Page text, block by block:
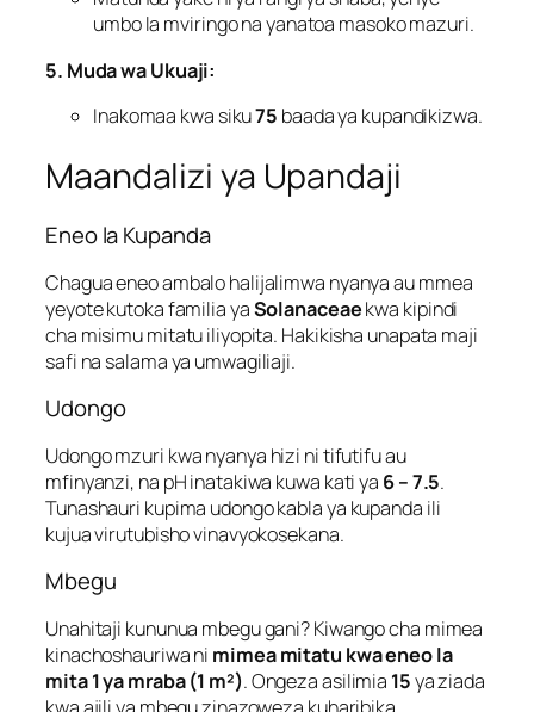
umbo la mviringo na yanatoa masoko mazuri.
5. Muda wa Ukuaji:
Inakomaa kwa siku75 baada ya kupandikizwa.
Maandalizi ya Upandaji
Eneo la Kupanda
Chagua eneo ambalo halijalimwa nyanya au mmea
yeyote kutoka familia yaSolanaceaekwa kipindi
cha misimu mitatu iliyopita. Hakikisha unapata maji
safi na salama ya umwagiliaji.
Udongo
Udongo mzuri kwa nyanya hizi ni tifutifu au
mfinyanzi, na pH inatakiwa kuwa kati ya 6 – 7.5.
Tunashauri kupima udongo kabla ya kupanda ili
kujua virutubisho vinavyokosekana.
Mbegu
Unahitaji kununua mbegu gani? Kiwango cha mimea
kinachoshauriwa ni mimea mitatu kwa eneo la
mita 1 ya mraba (1 m²). Ongeza asilimia 15ya ziada